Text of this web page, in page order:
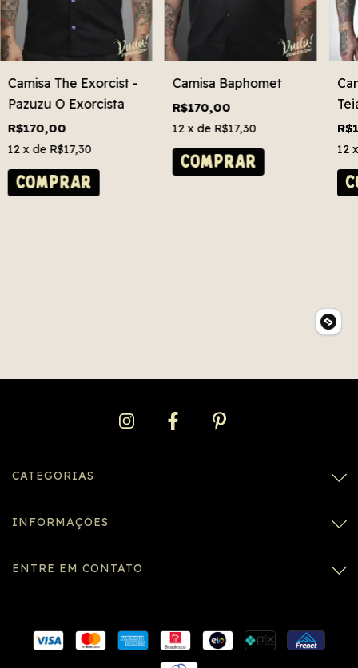
Camisa The Exorcist -
Pazuzu O Exorcista
R$170,00
12 x de R$17,30
COMPRAR
Camisa Baphomet
R$170,00
12 x de R$17,30
COMPRAR
12
CATEGORIAS
INFORMAÇÕES
ENTRE EM CONTATO